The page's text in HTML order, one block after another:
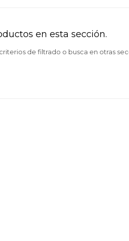
en esta sección.
de filtrado o busca en otras